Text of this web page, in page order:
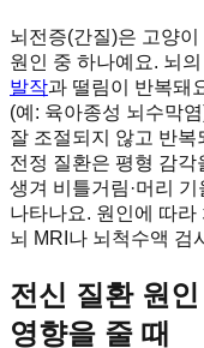
뇌전증(간질)은 고양
원인 중 하나예요. 뇌
발작과 떨림이 반복돼
(예: 육아종성 뇌수막
잘 조절되지 않고 반
전정 질환은 평형 감각
생겨 비틀거림·머리
나타나요. 원인에 따라
뇌 MRI나 뇌척수액 검
전신 질환 원
영향을 줄 때